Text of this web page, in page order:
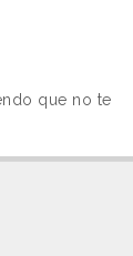
que no te